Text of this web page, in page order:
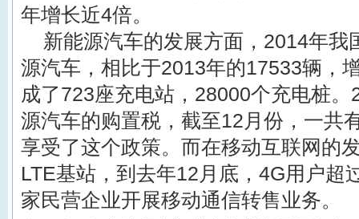
年增长近4倍。
新能源汽车的发展方面，2014年我
源汽车，相比于2013年的17533辆，
成了723座充电站，28000个充电桩
源汽车的购置税，截至12月份，一共
享受了这个政策。而在移动互联网的
LTE基站，到去年12月底，4G用户超
家民营企业开展移动通信转售业务。